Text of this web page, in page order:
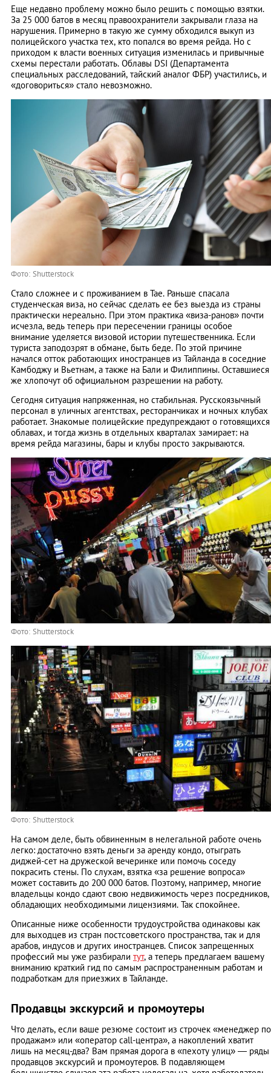
Еще недавно проблему можно было решить с помощью взятки.
За 25 000 батов в месяц правоохранители закрывали глаза на
нарушения. Примерно в такую же сумму обходился выкуп из
полицейского участка тех, кто попался во время рейда. Но с
приходом к власти военных ситуация изменилась и привычные
схемы перестали работать. Облавы DSI (Департамента
специальных расследований, тайский аналог ФБР) участились, и
«договориться» стало невозможно.
Фото: Shutterstock
Стало сложнее и с проживанием в Тае. Раньше спасала
студенческая виза, но сейчас сделать ее без выезда из страны
практически нереально. При этом практика «виза-ранов» почти
исчезла, ведь теперь при пересечении границы особое
внимание уделяется визовой истории путешественника. Если
туриста заподозрят в обмане, быть беде. По этой причине
начался отток работающих иностранцев из Тайланда в соседние
Камбоджу и Вьетнам, а также на Бали и Филиппины. Оставшиеся
же хлопочут об официальном разрешении на работу.
Сегодня ситуация напряженная, но стабильная. Русскоязычный
персонал в уличных агентствах, ресторанчиках и ночных клубах
работает. Знакомые полицейские предупреждают о готовящихся
облавах, и тогда жизнь в отдельных кварталах замирает: на
время рейда магазины, бары и клубы просто закрываются.
Фото: Shutterstock
Фото: Shutterstock
На самом деле, быть обвиненным в нелегальной работе очень
легко: достаточно взять деньги за аренду кондо, отыграть
диджей-сет на дружеской вечеринке или помочь соседу
покрасить стены. По слухам, взятка «за решение вопроса»
может составить до 200 000 батов. Поэтому, например, многие
владельцы кондо сдают свою недвижимость через посредников,
обладающих необходимыми лицензиями. Так спокойнее.
Описанные ниже особенности трудоустройства одинаковы как
для выходцев из стран постсоветского пространства, так и для
арабов, индусов и других иностранцев. Список запрещенных
профессий мы уже разбирали тут, а теперь предлагаем вашему
вниманию краткий гид по самым распространенным работам и
подработкам для приезжих в Тайланде.
Продавцы экскурсий и промоутеры
Что делать, если ваше резюме состоит из строчек «менеджер по
продажам» или «оператор call-центра», а накоплений хватит
лишь на месяц-два? Вам прямая дорога в «пехоту улиц» — ряды
продавцов экскурсий и промоутеров. В подавляющем